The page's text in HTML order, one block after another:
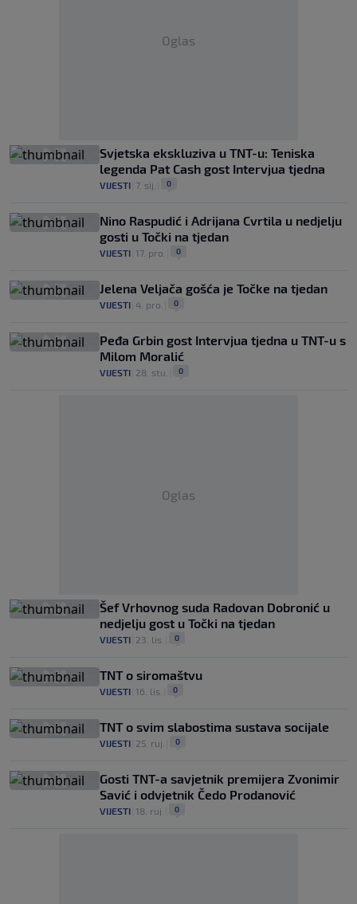
Oglas
Svjetska ekskluziva u TNT-u: Teniska
legenda Pat Cash gost Intervjua tjedna
VIJESTI 7. sij. 0
Nino Raspudić i Adrijana Cvrtila u nedjelju
gosti u Točki na tjedan
VIJESTI 17. pro. 0
Jelena Veljača gošća je Točke na tjedan
VIJESTI 4. pro. 0
Peđa Grbin gost Intervjua tjedna u TNT-u s
Milom Moralić
VIJESTI 28. stu. 0
Oglas
Šef Vrhovnog suda Radovan Dobronić u
nedjelju gost u Točki na tjedan
VIJESTI 23. lis. 0
TNT o siromaštvu
VIJESTI 16. lis. 0
TNT o svim slabostima sustava socijale
VIJESTI 25. ruj. 0
Gosti TNT-a savjetnik premijera Zvonimir
Savić i odvjetnik Čedo Prodanović
VIJESTI 18. ruj. 0